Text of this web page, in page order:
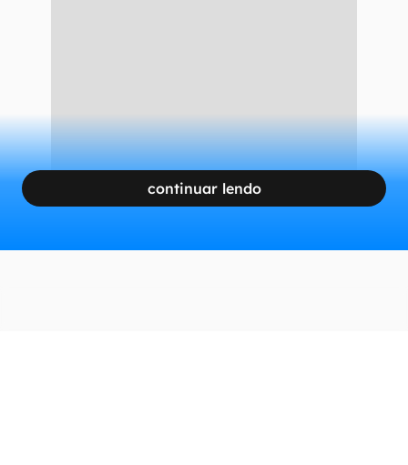
continuar lendo